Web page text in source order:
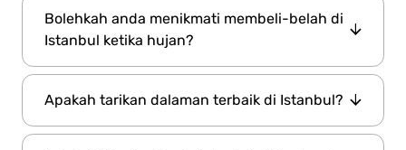
Bolehkah anda menikmati membeli-belah di
Istanbul ketika hujan?
Spice Bazaarmembolehkan membeli-belah
dengan selesa tidak kira keadaan cuaca.
Apakah tarikan dalaman terbaik di Istanbul?